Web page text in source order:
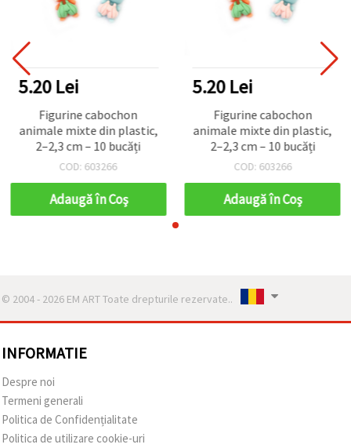
5.20 Lei
Figurine cabochon
animale mixte din plastic,
2–2,3 cm – 10 bucăți
COD: 603266
Adaugă în Coş
5.20 Lei
Figurine cabochon
animale mixte din plastic,
2–2,3 cm – 10 bucăți
COD: 603266
Adaugă în Coş
© 2004 - 2026 EM ART Toate drepturile rezervate..
INFORMATIE
Despre noi
Termeni generali
Politica de Confidențialitate
Politica de utilizare cookie-uri